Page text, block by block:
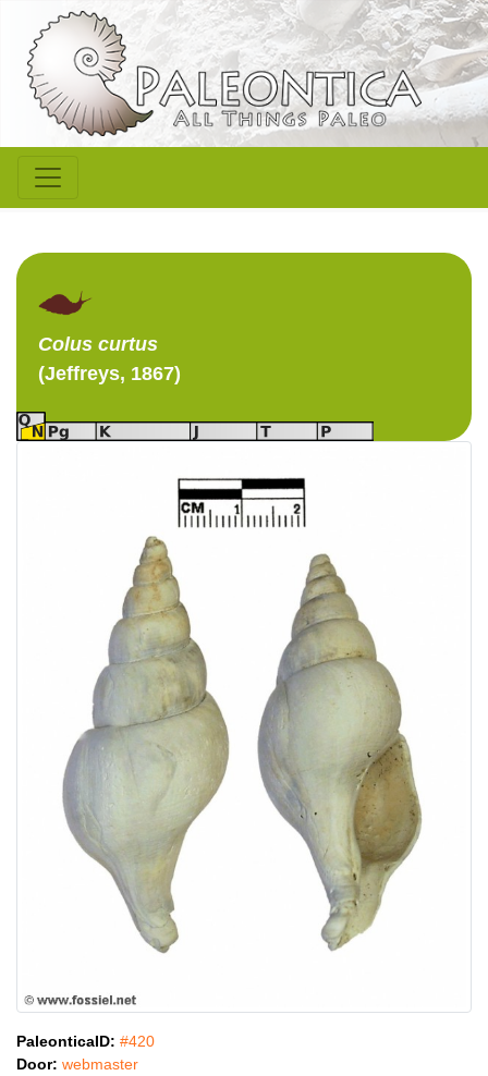
Colus curtus
(Jeffreys, 1867)
PaleonticaID: #420
Door: webmaster